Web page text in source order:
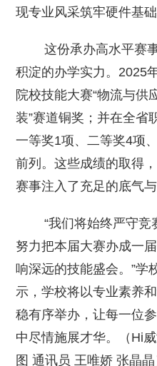
现专业风采筑牢硬件基础
这份承办高水平赛事
积淀的办学实力。2025
院校技能大赛“物流与供
装”赛道铜奖；并在全省
一等奖1项、二等奖4项
前列。这些成绩的取得
赛事注入了充足的底气与
“我们将始终严守竞
努力把本届大赛办成一
响深远的技能盛会。”学
示，学校将以专业素养
稳有序举办，让每一位
中尽情施展才华。（Hi
图 通讯员 王唯娇 张晶晶